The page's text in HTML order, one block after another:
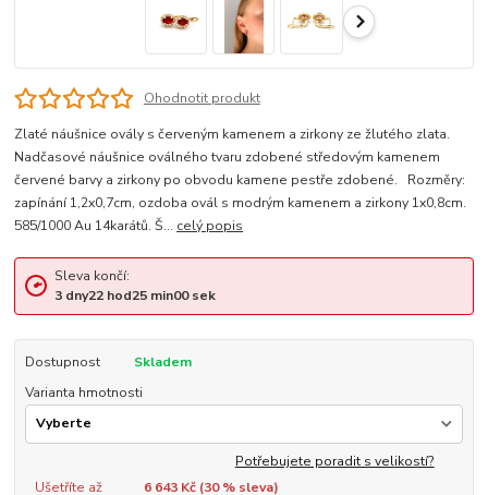
Ohodnotit produkt
Zlaté náušnice ovály s červeným kamenem a zirkony ze žlutého zlata.
Nadčasové náušnice oválného tvaru zdobené středovým kamenem
červené barvy a zirkony po obvodu kamene pestře zdobené. Rozměry:
zapínání 1,2x0,7cm, ozdoba ovál s modrým kamenem a zirkony 1x0,8cm.
585/1000 Au 14karátů. Š... celý popis
Sleva končí:
3 dny22hod25min00sek
Dostupnost
Skladem
Varianta hmotnosti
Potřebujete poradit s velikostí?
Ušetříte až
6 643 Kč (30% sleva)